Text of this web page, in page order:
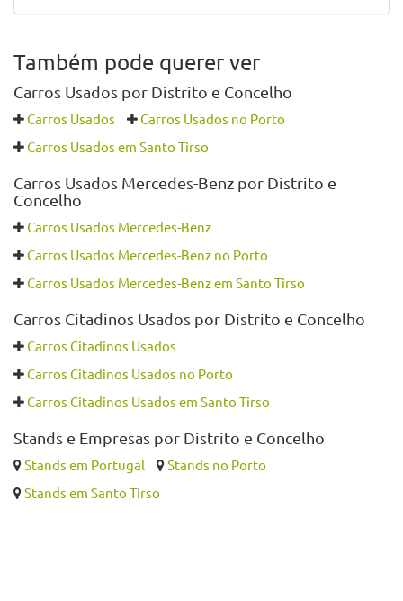
Também pode querer ver
Carros Usados por Distrito e Concelho
Carros Usados
Carros Usados no Porto
Carros Usados em Santo Tirso
Carros Usados Mercedes-Benz por Distrito e
Concelho
Carros Usados Mercedes-Benz
Carros Usados Mercedes-Benz no Porto
Carros Usados Mercedes-Benz em Santo Tirso
Carros Citadinos Usados por Distrito e Concelho
Carros Citadinos Usados
Carros Citadinos Usados no Porto
Carros Citadinos Usados em Santo Tirso
Stands e Empresas por Distrito e Concelho
Stands em Portugal
Stands no Porto
Stands em Santo Tirso